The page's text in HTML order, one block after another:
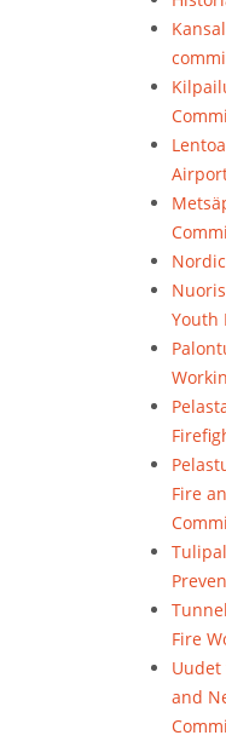
Youth
Fire
Fire
and